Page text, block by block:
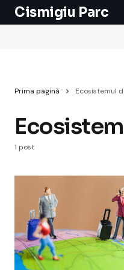
Cismigiu Parc
Prima pagină Ecosistemul
1 post